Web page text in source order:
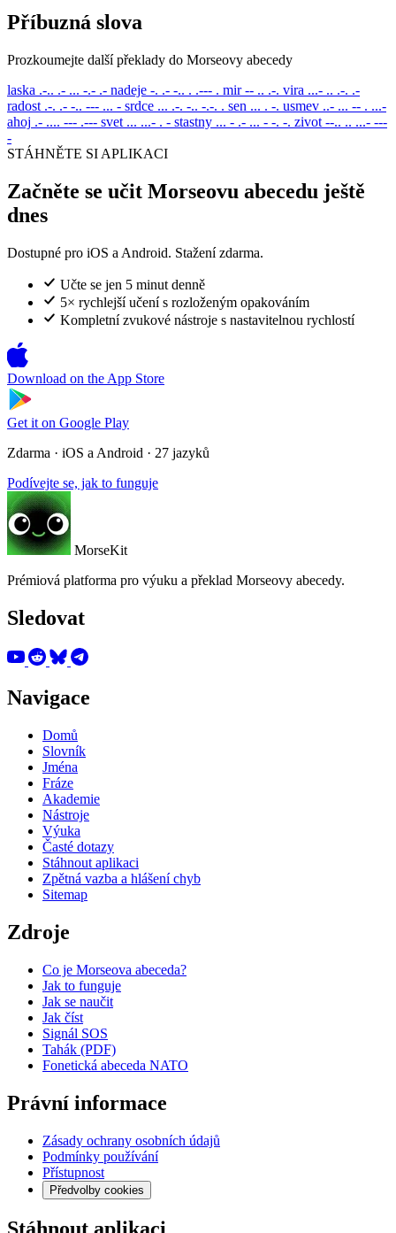
Příbuzná slova
Prozkoumejte další překlady do Morseovy abecedy
laska .-.. .- ... -.- .- nadeje -. .- -.. . .--- . mir -- .. .-. vira ...- .. .-. .-
radost .-. .- -.. --- ... - srdce ... .-. -.. -.-. . sen ... . -. usmev ..- ... -- . ...-
ahoj .- .... --- .--- svet ... ...- . - stastny ... - .- ... - -. -. zivot --.. .. ...- ---
-
STÁHNĚTE SI APLIKACI
Začněte se učit Morseovu abecedu ještě
dnes
Dostupné pro iOS a Android. Stažení zdarma.
Učte se jen 5 minut denně
5× rychlejší učení s rozloženým opakováním
Kompletní zvukové nástroje s nastavitelnou rychlostí
Download on the App Store
Get it on Google Play
Zdarma · iOS a Android · 27 jazyků
Podívejte se, jak to funguje
MorseKit
Prémiová platforma pro výuku a překlad Morseovy abecedy.
Sledovat
Navigace
Domů
Slovník
Jména
Fráze
Akademie
Nástroje
Výuka
Časté dotazy
Stáhnout aplikaci
Zpětná vazba a hlášení chyb
Sitemap
Zdroje
Co je Morseova abeceda?
Jak to funguje
Jak se naučit
Jak číst
Signál SOS
Tahák (PDF)
Fonetická abeceda NATO
Právní informace
Zásady ochrany osobních údajů
Podmínky používání
Přístupnost
Předvolby cookies